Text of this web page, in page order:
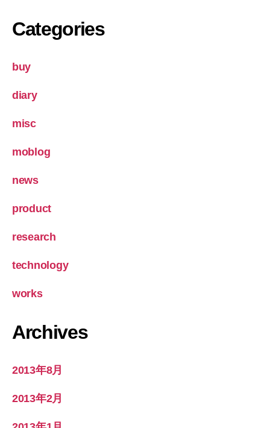
Categories
buy
diary
misc
moblog
news
product
research
technology
works
Archives
2013年8月
2013年2月